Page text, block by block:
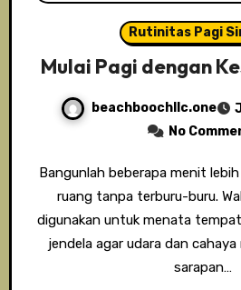
Rutinitas Pagi
Mulai Pagi dengan
beachboochllc.one
No
Bangunlah beberapa menit lebih awal untuk memberi
ruang tanpa terburu-buru.
digunakan untuk menata
jendela agar udara dan cahaya
sarapan…